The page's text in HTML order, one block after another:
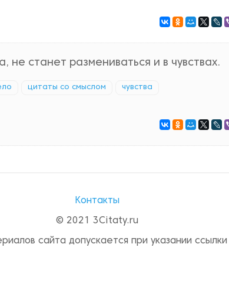
станет размениваться и в чувствах.
цитаты со смыслом чувства
Контакты
© 2021 3Citaty.ru
сайта допускается при указании ссылки